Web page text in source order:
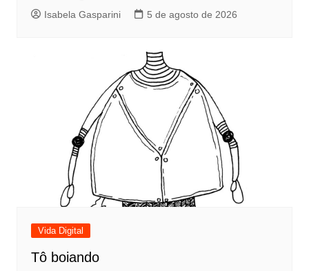
Isabela Gasparini 5 de agosto de 2026
Vida Digital
Tô boiando